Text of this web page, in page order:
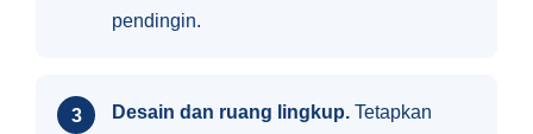
pendingin.
Desain dan ruang lingkup. Tetapkan